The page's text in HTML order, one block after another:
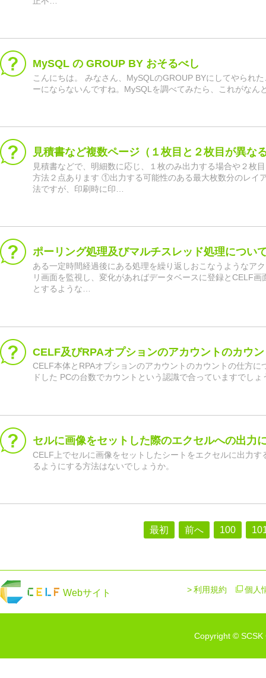
MySQL の GROUP BY おそるべし
こんにちは。 みなさん、MySQLのGROUP BYにしてやられ
ーにならないんですね。MySQLを調べてみたら、これがな
見積書など複数ページ（１枚目と２枚目が異な
見積書などで、明細数に応じ、１枚のみ出力する場合や２枚
方法２点あります ①出力する可能性のある最大枚数分のレイ
法ですが、印刷時に印…
ポーリング処理及びマルチスレッド処理につい
ある一定時間経過後にある処理を繰り返しおこなうような
リ画面を監視し、変化があればデータベースに登録とCELF
とするような…
CELF及びRPAオプションのアカウントのカウ
CELF本体とRPAオプションのアカウントのカウントの仕方
ドした PCの台数でカウントという認識で合っていますでし
セルに画像をセットした際のエクセルへの出力
CELF上でセルに画像をセットしたシートをエクセルに出力
るようにする方法はないでしょうか。
最初 前へ 100
Webサイト 個人
利用規約
Copyright ©